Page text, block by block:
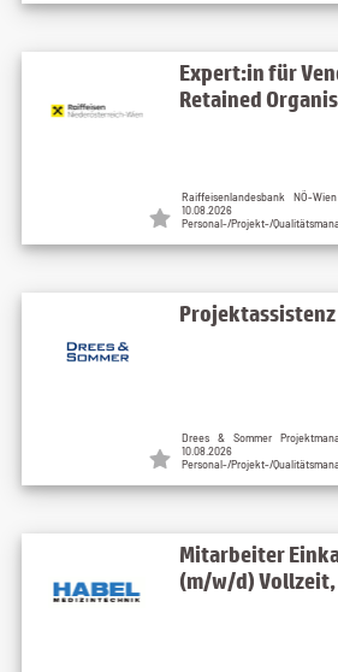
Expert:in für
Retained
Raiffeisenlandesbank NÖ-
10.08.2026
Personal-/Projekt-/
Drees & Sommer
10.08.2026
Personal-/Projekt-/
Mitarbeiter
(m/w/d) Vollzeit,